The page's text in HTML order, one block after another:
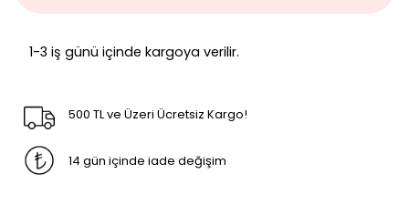
1-3 iş günü içinde kargoya verilir.
500 TL ve Üzeri Ücretsiz Kargo!
14 gün içinde iade değişim